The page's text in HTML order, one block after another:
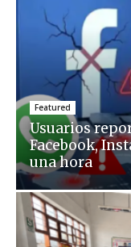
Featured
Usuarios
Facebook,
una hora